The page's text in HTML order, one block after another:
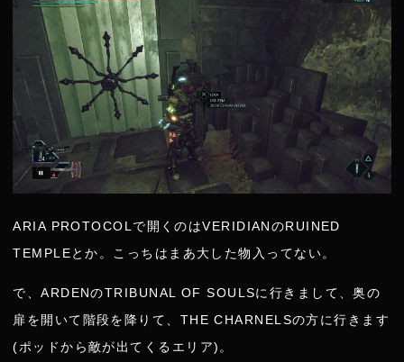
ARIA PROTOCOLで開くのはVERIDIANのRUINED
TEMPLEとか。こっちはまあ大した物入ってない。
で、ARDENのTRIBUNAL OF SOULSに行きまして、奥の
扉を開いて階段を降りて、THE CHARNELSの方に行きます
(ポッドから敵が出てくるエリア)。